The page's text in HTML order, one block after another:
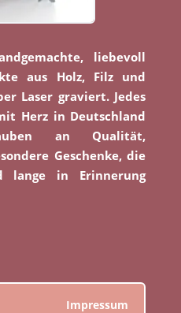
liebevoll
aus Holz, Filz und
Laser graviert. Jedes
Herz in Deutschland
an Qualität,
Geschenke, die
lange in Erinnerung
Impressum